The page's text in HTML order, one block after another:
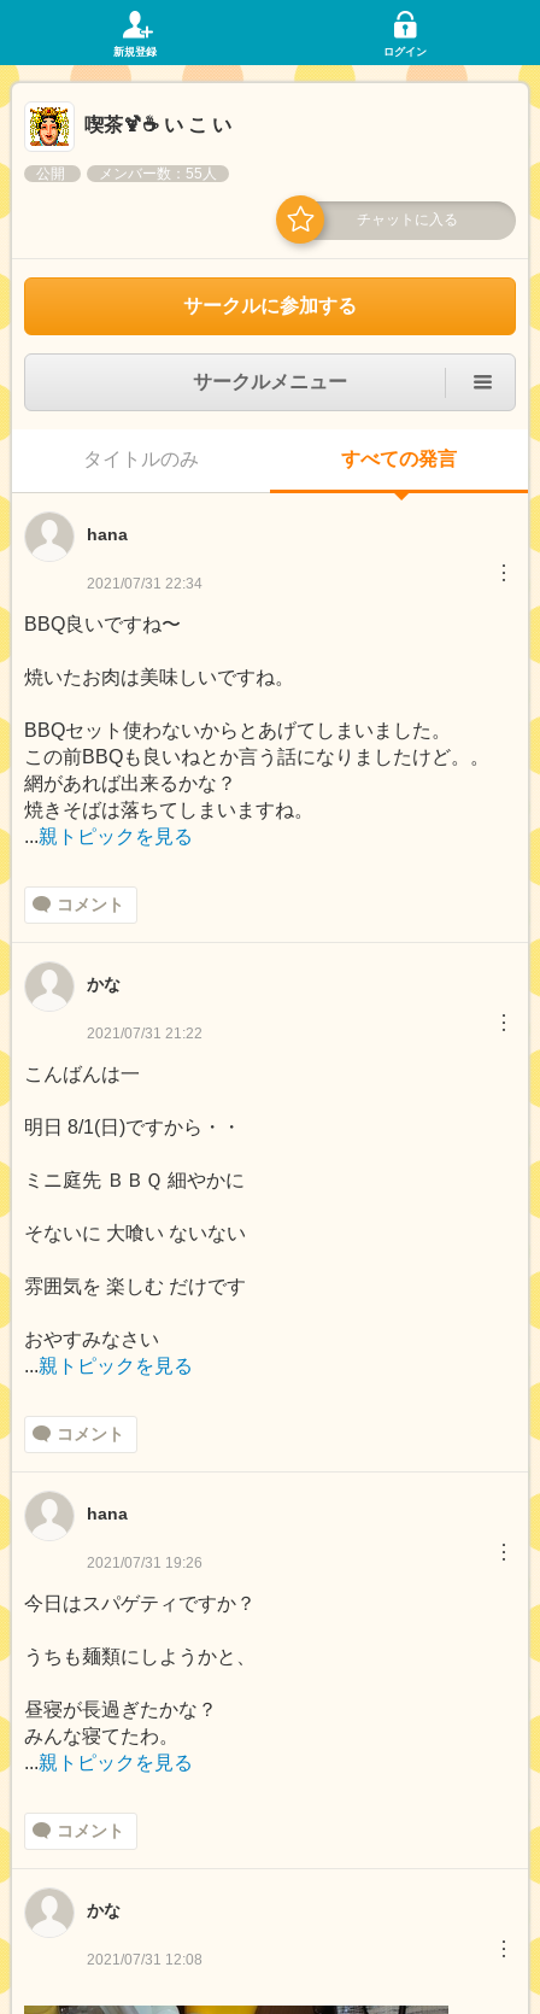
新規登録 ログイン
喫茶🍹☕ い こ い
公開 メンバー数：55人
チャットに入る
サークルに参加する
サークルメニュー
タイトルのみ すべての発言
hana
2021/07/31 22:34 ︙
BBQ良いですね〜
焼いたお肉は美味しいですね。
BBQセット使わないからとあげてしまいました。
この前BBQも良いねとか言う話になりましたけど。。
網があれば出来るかな？
焼きそばは落ちてしまいますね。
...親トピックを見る
コメント
かな
2021/07/31 21:22 ︙
こんばんは一
明日 8/1(日)ですから・・
ミニ庭先 ＢＢＱ 細やかに
そないに 大喰い ないない
雰囲気を 楽しむ だけです
おやすみなさい
...親トピックを見る
コメント
hana
2021/07/31 19:26 ︙
今日はスパゲティですか？
うちも麺類にしようかと、
昼寝が長過ぎたかな？
みんな寝てたわ。
...親トピックを見る
コメント
かな
2021/07/31 12:08 ︙